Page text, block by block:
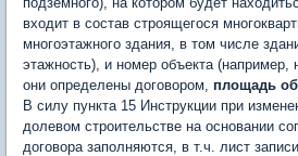
входит в состав строящегося
многоэтажного здания, в том числе
этажность), и номер объекта (например,
они определены договором, площадь
В силу пункта 15 Инструкции при
долевом строительстве на основании
договора заполняются, в т.ч. лист